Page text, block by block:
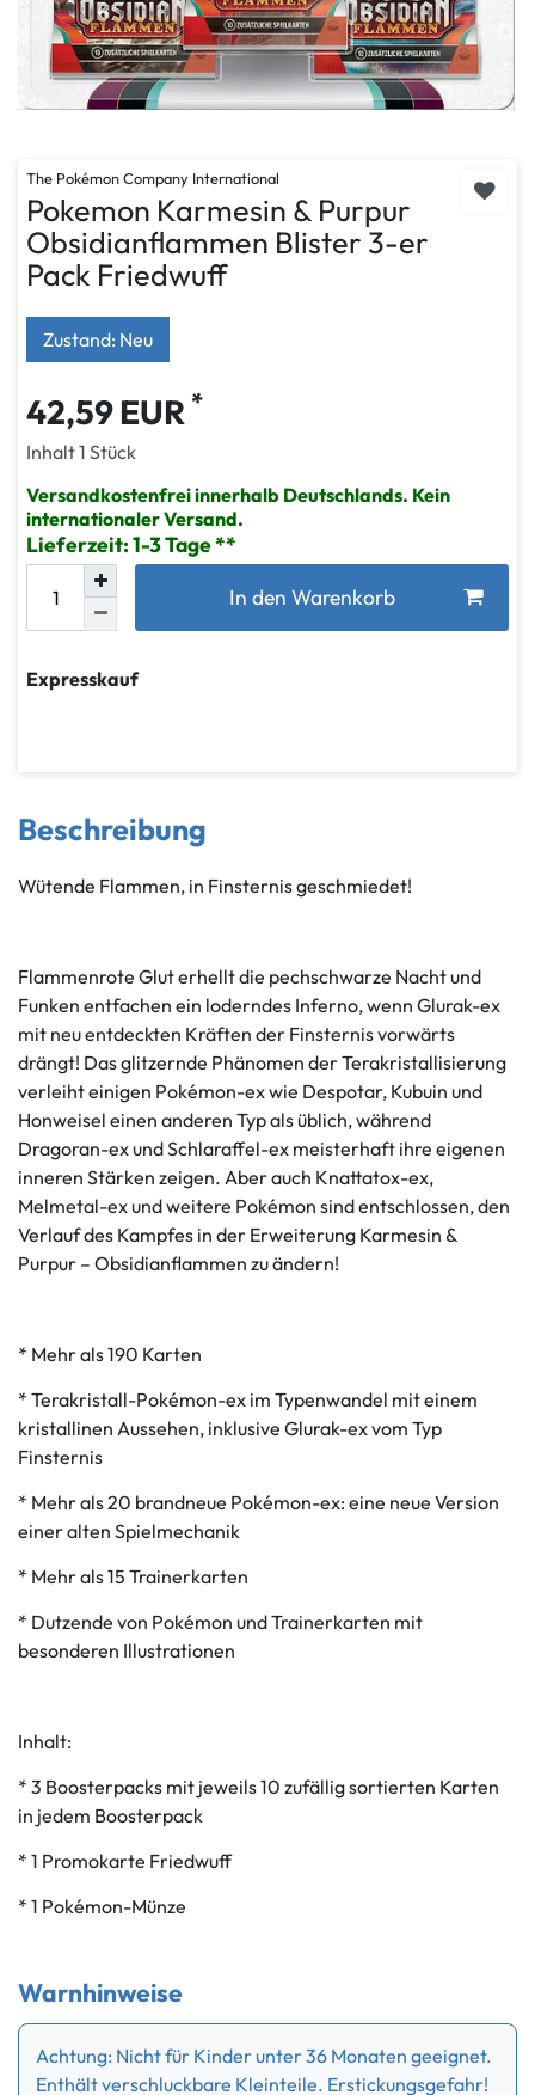
The Pokémon Company International
Pokemon Karmesin & Purpur
Obsidianflammen Blister 3-er
Pack Friedwuff
Zustand: Neu
42,59 EUR *
Inhalt1 Stück
Versandkostenfrei innerhalb Deutschlands. Kein
internationaler Versand.
Lieferzeit: 1-3 Tage
In den Warenkorb
Expresskauf
Beschreibung
Wütende Flammen, in Finsternis geschmiedet!
Flammenrote Glut erhellt die pechschwarze Nacht und
Funken entfachen ein loderndes Inferno, wenn Glurak-ex
mit neu entdeckten Kräften der Finsternis vorwärts
drängt! Das glitzernde Phänomen der Terakristallisierung
verleiht einigen Pokémon-ex wie Despotar, Kubuin und
Honweisel einen anderen Typ als üblich, während
Dragoran-ex und Schlaraffel-ex meisterhaft ihre eigenen
inneren Stärken zeigen. Aber auch Knattatox-ex,
Melmetal-ex und weitere Pokémon sind entschlossen, den
Verlauf des Kampfes in der Erweiterung Karmesin &
Purpur – Obsidianflammen zu ändern!
* Mehr als 190 Karten
* Terakristall-Pokémon-ex im Typenwandel mit einem
kristallinen Aussehen, inklusive Glurak-ex vom Typ
Finsternis
* Mehr als 20 brandneue Pokémon-ex: eine neue Version
einer alten Spielmechanik
* Mehr als 15 Trainerkarten
* Dutzende von Pokémon und Trainerkarten mit
besonderen Illustrationen
Inhalt:
* 3 Boosterpacks mit jeweils 10 zufällig sortierten Karten
in jedem Boosterpack
* 1 Promokarte Friedwuff
* 1 Pokémon-Münze
Warnhinweise
Achtung: Nicht für Kinder unter 36 Monaten geeignet.
Enthält verschluckbare Kleinteile. Erstickungsgefahr!